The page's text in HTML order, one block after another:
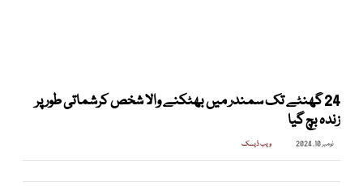
24 گھنٹے تک سمندر میں بھٹکنے والا شخص کرشماتی طور پر
زندہ بچ گیا
نومبر 10, 2024 ویب ڈیسک